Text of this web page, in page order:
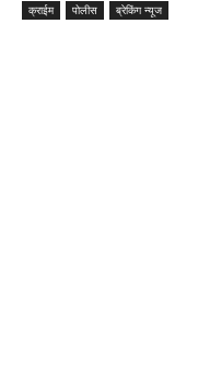
क्राईम पोलीस ब्रेकिंग न्यूज